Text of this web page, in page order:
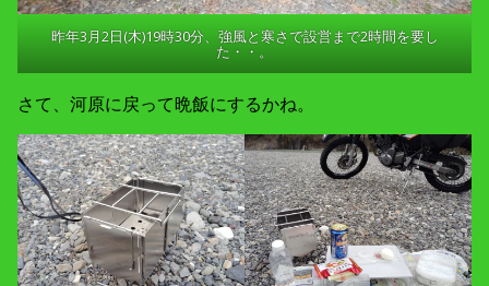
昨年3月2日(木)19時30分、強風と寒さで設営まで2時間を要し
た・・。
さて、河原に戻って晩飯にするかね。